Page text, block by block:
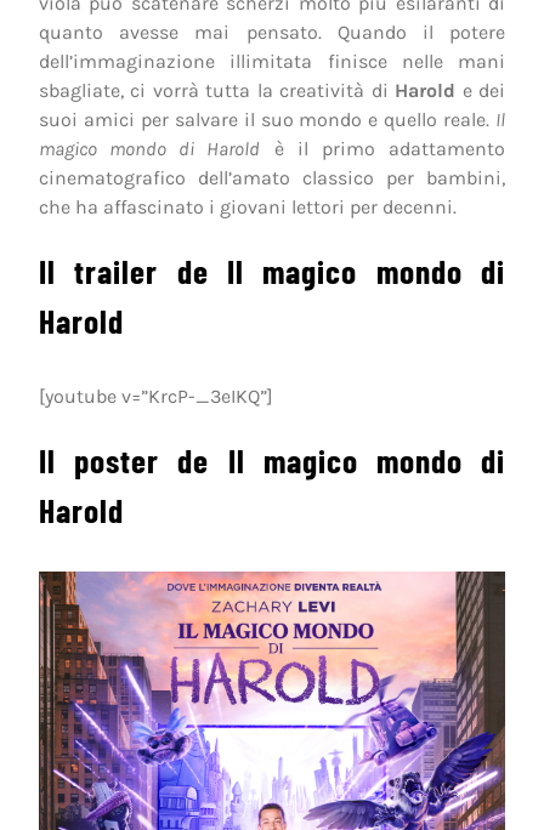
quanto avesse mai pensato. Quando il potere
dell’immaginazione illimitata finisce nelle mani
sbagliate, ci vorrà tutta la creatività di Harold e dei
suoi amici per salvare il suo mondo e quello reale. Il
magico mondo di Harold è il primo adattamento
cinematografico dell’amato classico per bambini,
che ha affascinato i giovani lettori per decenni.
Il trailer de Il magico mondo di
Harold
[youtube v=”KrcP-_3eIKQ”]
Il poster de Il magico mondo di
Harold